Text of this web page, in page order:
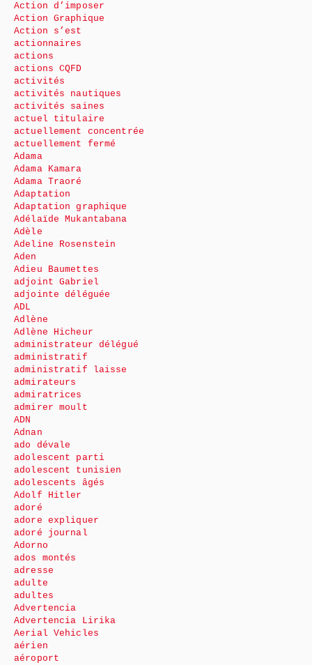
Action d’imposer
Action Graphique
Action s’est
actionnaires
actions
actions CQFD
activités
activités nautiques
activités saines
actuel titulaire
actuellement concentrée
actuellement fermé
Adama
Adama Kamara
Adama Traoré
Adaptation
Adaptation graphique
Adélaïde Mukantabana
Adèle
Adeline Rosenstein
Aden
Adieu Baumettes
adjoint Gabriel
adjointe déléguée
ADL
Adlène
Adlène Hicheur
administrateur délégué
administratif
administratif laisse
admirateurs
admiratrices
admirer moult
ADN
Adnan
ado dévale
adolescent parti
adolescent tunisien
adolescents âgés
Adolf Hitler
adoré
adore expliquer
adoré journal
Adorno
ados montés
adresse
adulte
adultes
Advertencia
Advertencia Lirika
Aerial Vehicles
aérien
aéroport